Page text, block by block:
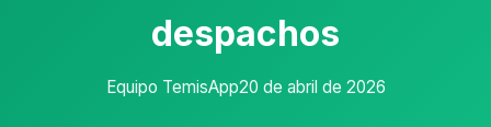
despachos
Equipo TemisApp20 de abril de 2026